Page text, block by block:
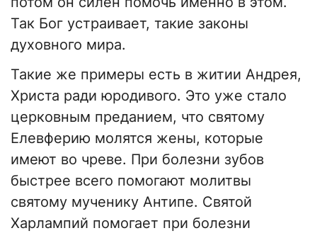
Так Бог устраивает, такие законы
духовного мира.
Такие же примеры есть в житии Андрея,
Христа ради юродивого. Это уже стало
церковным преданием, что святому
Елевферию молятся жены, которые
имеют во чреве. При болезни зубов
быстрее всего помогают молитвы
святому мученику Антипе. Святой
Харлампий помогает при болезни